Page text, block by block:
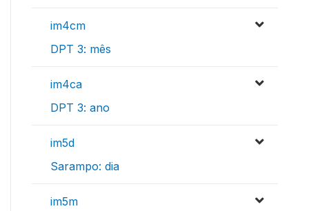
im4cm
DPT 3: mês
im4ca
DPT 3: ano
im5d
Sarampo: dia
im5m